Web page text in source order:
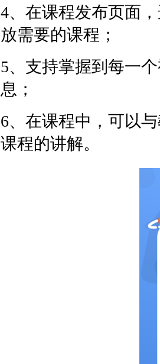
4、在课程发布页面
放需要的课程；
5、支持掌握到每一
息；
6、在课程中，可以
课程的讲解。